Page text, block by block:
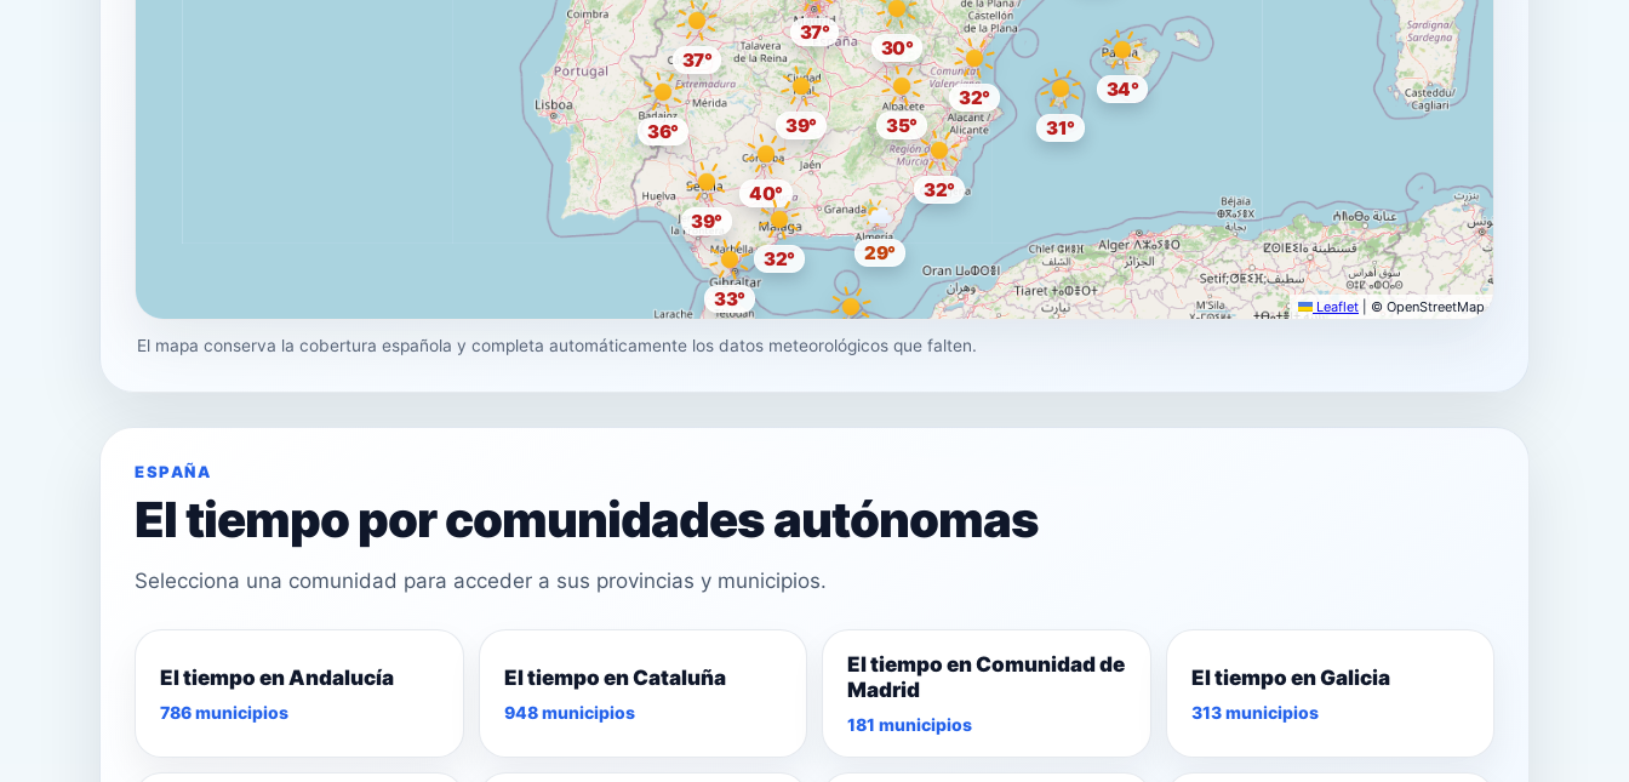
37°
32°
39°
32°
32°
34°
27°
40°
29°
35°
36°
33°
28°
30°
39° 31°
30°
37°
Leaflet © OpenStreetMap
El mapa conserva la cobertura española y completa automáticamente los datos meteorológicos que falten.
ESPAÑA
El tiempo por comunidades autónomas
Selecciona una comunidad para acceder a sus provincias y municipios.
El tiempo en Andalucía
786 municipios
El tiempo en Cataluña
948 municipios
El tiempo en Comunidad de
Madrid
181 municipios
El tiempo en Galicia
313 municipios